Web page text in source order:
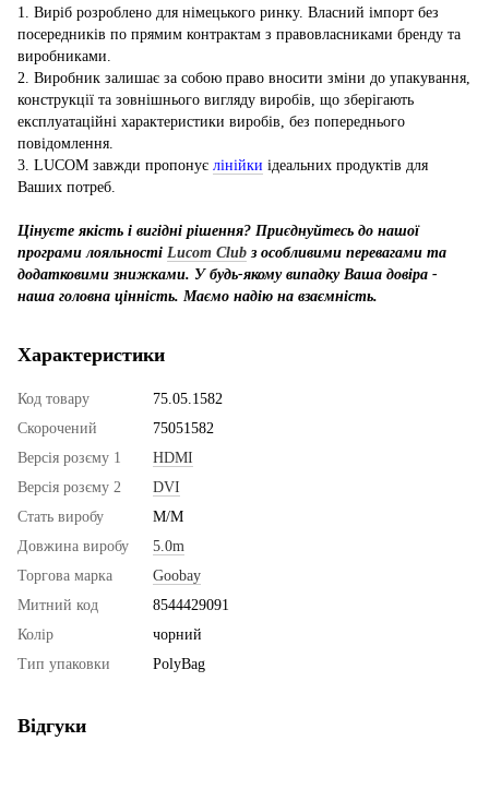
1. Виріб розроблено для німецького ринку. Власний імпорт без
посередників по прямим контрактам з правовласниками бренду та
виробниками.
2. Виробник залишає за собою право вносити зміни до упакування,
конструкції та зовнішнього вигляду виробів, що зберігають
експлуатаційні характеристики виробів, без попереднього
повідомлення.
3. LUCOM завжди пропонує лінійки ідеальних продуктів для
Ваших потреб.
Цінуєте якість і вигідні рішення? Приєднуйтесь до нашої
програми лояльності Lucom Club з особливими перевагами та
додатковими знижками. У будь-якому випадку Ваша довіра -
наша головна цінність. Маємо надію на взаємність.
Характеристики
Код товару
75.05.1582
Скорочений
75051582
Версія розєму 1
HDMI
Версія розєму 2
DVI
Стать виробу
M/M
Довжина виробу
5.0m
Торгова марка
Goobay
Митний код
8544429091
Колір
чорний
Тип упаковки
PolyBag
Відгуки